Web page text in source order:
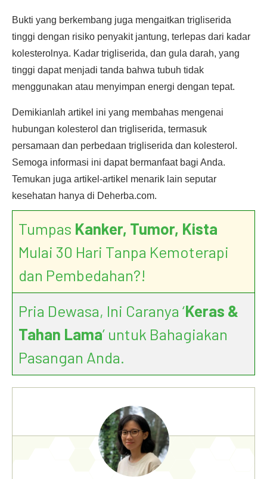
Bukti yang berkembang juga mengaitkan trigliserida
tinggi dengan risiko penyakit jantung, terlepas dari kadar
kolesterolnya. Kadar trigliserida, dan gula darah, yang
tinggi dapat menjadi tanda bahwa tubuh tidak
menggunakan atau menyimpan energi dengan tepat.
Demikianlah artikel ini yang membahas mengenai
hubungan kolesterol dan trigliserida, termasuk
persamaan dan perbedaan trigliserida dan kolesterol.
Semoga informasi ini dapat bermanfaat bagi Anda.
Temukan juga artikel-artikel menarik lain seputar
kesehatan hanya di Deherba.com.
Tumpas Kanker, Tumor, Kista
Mulai 30 Hari Tanpa Kemoterapi
dan Pembedahan?!
Pria Dewasa, Ini Caranya ‘Keras &
Tahan Lama’ untuk Bahagiakan
Pasangan Anda.